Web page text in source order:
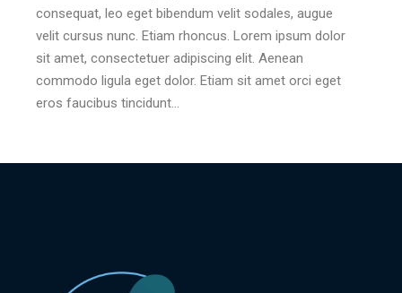
consequat, leo eget bibendum velit sodales, augue
velit cursus nunc. Etiam rhoncus. Lorem ipsum dolor
sit amet, consectetuer adipiscing elit. Aenean
commodo ligula eget dolor. Etiam sit amet orci eget
eros faucibus tincidunt…